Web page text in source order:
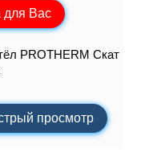
для Вас
PROTHERM Скат
просмотр